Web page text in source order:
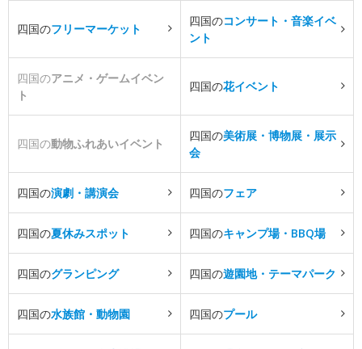
四国のフリーマーケット
四国のコンサート・音楽イベ
ント
四国のアニメ・ゲームイベン
ト
四国の花イベント
四国の動物ふれあいイベント
四国の美術展・博物展・展示
会
四国の演劇・講演会 四国のフェア
四国の夏休みスポット 四国のキャンプ場・BBQ場
四国のグランピング 四国の遊園地・テーマパーク
四国の水族館・動物園 四国のプール